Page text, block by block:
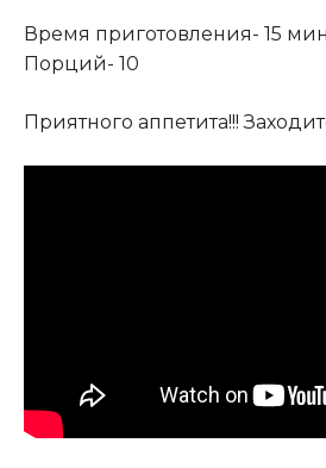
Время приготовления- 15
Порций- 10
Приятного аппетита!!!